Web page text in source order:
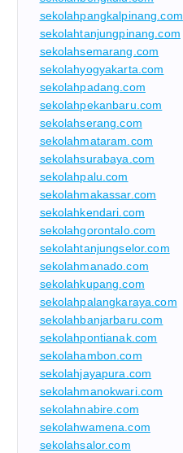
sekolahpangkalpinang.com
sekolahtanjungpinang.com
sekolahsemarang.com
sekolahyogyakarta.com
sekolahpadang.com
sekolahpekanbaru.com
sekolahserang.com
sekolahmataram.com
sekolahsurabaya.com
sekolahpalu.com
sekolahmakassar.com
sekolahkendari.com
sekolahgorontalo.com
sekolahtanjungselor.com
sekolahmanado.com
sekolahkupang.com
sekolahpalangkaraya.com
sekolahbanjarbaru.com
sekolahpontianak.com
sekolahambon.com
sekolahjayapura.com
sekolahmanokwari.com
sekolahnabire.com
sekolahwamena.com
sekolahsalor.com